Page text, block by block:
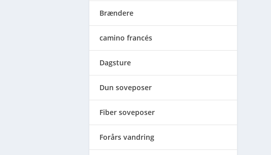
Brændere
camino francés
Dagsture
Dun soveposer
Fiber soveposer
Forårs vandring